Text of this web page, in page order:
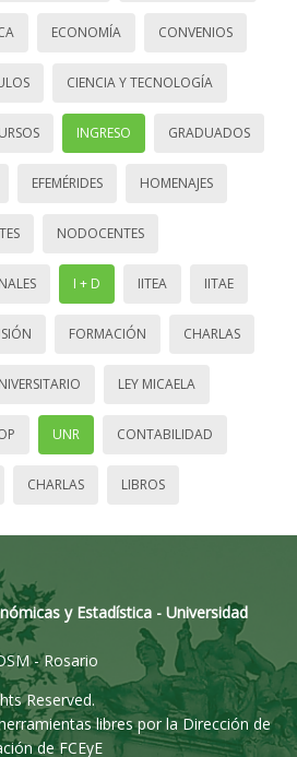
ECONOMÍA CONVENIOS
CIENCIA Y TECNOLOGÍA
INGRESO GRADUADOS
EFEMÉRIDES HOMENAJES
NODOCENTES
I + D IITEA IITAE
FORMACIÓN CHARLAS
LEY MICAELA
UNR CONTABILIDAD
CHARLAS LIBROS
y Estadística - Universidad
- Rosario
Reserved.
libres por la Dirección de
de FCEyE